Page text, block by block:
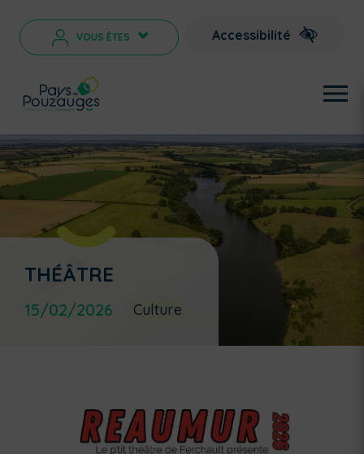
VOUS ÊTES > Accessibilité
THÉÂTRE
15/02/2026 Culture